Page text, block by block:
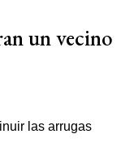
un vecino